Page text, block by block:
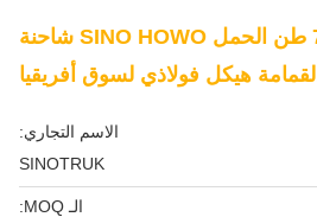
القيادة اليسرى 70 طن الحمل SINO HOWO شاحنة
القمامة هيكل فولاذي لسوق أفريقيا
الاسم التجاري:
SINOTRUK
الـ MOQ: